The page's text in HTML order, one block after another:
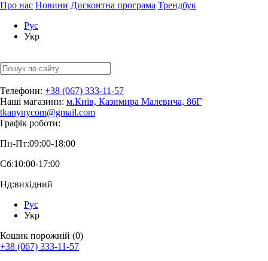
Про нас Новини Дисконтна програма Трендбук
Рус
Укр
Телефони: +38 (067) 333-11-57
Наші магазини: м.Київ, Казимира Малевича, 86Г
tkanynycom@gmail.com
Графік роботи:
Пн-Пт:09:00-18:00
Сб:10:00-17:00
Нд:вихідний
Рус
Укр
Кошик порожній (0)
+38 (067) 333-11-57